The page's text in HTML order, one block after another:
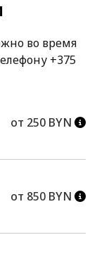
во время
+375
от 250 BYN
от 850 BYN